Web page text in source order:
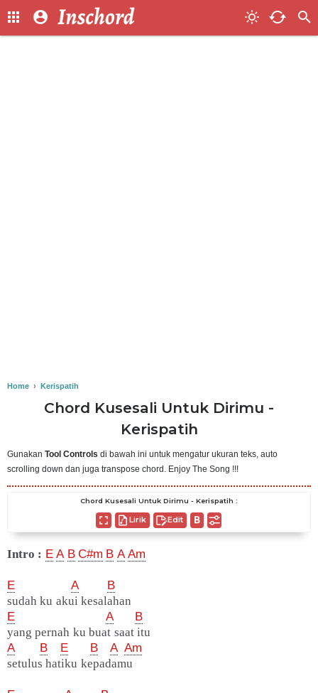
Home › Kerispatih
Chord Kusesali Untuk Dirimu -
Kerispatih
Gunakan Tool Controls di bawah ini untuk mengatur ukuran teks, auto
scrolling down dan juga transpose chord. Enjoy The Song !!!
Chord Kusesali Untuk Dirimu - Kerispatih :
Lirik Edit
Intro : E A B C#m B A Am
E A
B
sudah ku akui kesalahan
E
A
B
yang pernah ku buat saat itu
A
B E B A Am
setulus hatiku kepadamu